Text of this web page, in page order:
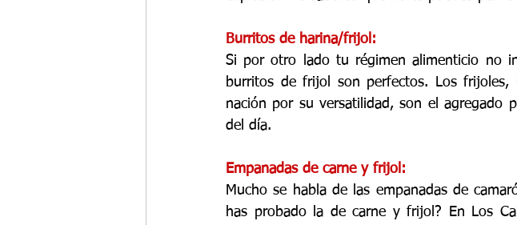
Burritos de harina/frijol:
Si por otro lado tu régimen alimenticio no
burritos de frijol son perfectos. Los
nación por su versatilidad, son el agregado
del día.
Empanadas de carne y frijol:
Mucho se habla de las empanadas de
has probado la de carne y frijol? En Los